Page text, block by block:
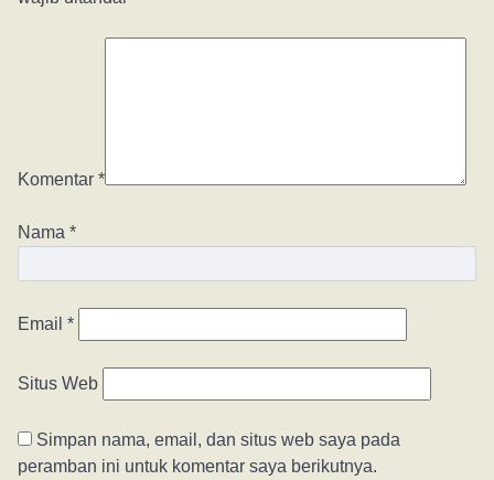
Komentar *
Nama *
Email *
Situs Web
Simpan nama, email, dan situs web saya pada
peramban ini untuk komentar saya berikutnya.